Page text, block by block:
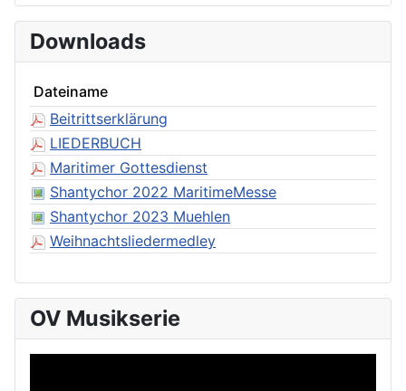
Downloads
Dateiname
Beitrittserklärung
LIEDERBUCH
Maritimer Gottesdienst
Shantychor 2022 MaritimeMesse
Shantychor 2023 Muehlen
Weihnachtsliedermedley
OV Musikserie